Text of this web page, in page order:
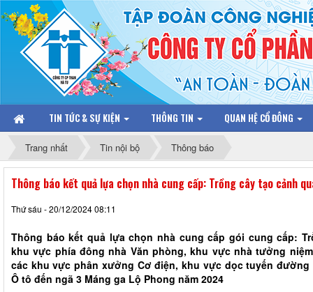
TIN TỨC & SỰ KIỆN THÔNG TIN QUAN HỆ CỔ ĐÔNG
Trang nhất Tin nội bộ Thông báo
Thông báo kết quả lựa chọn nhà cung cấp: Trồng cây tạo cảnh
Thứ sáu - 20/12/2024 08:11
Thông báo kết quả lựa chọn nhà cung cấp gói cung cấp:
khu vực phía đông nhà Văn phòng, khu vực nhà tưởng
các khu vực phân xưởng Cơ điện, khu vực dọc tuyến
Ô tô đến ngã 3 Máng ga Lộ Phong năm 2024